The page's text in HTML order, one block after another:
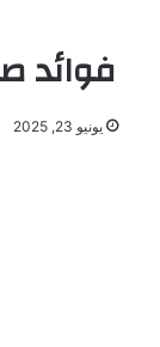
فوائد
يونيو 23, 2025